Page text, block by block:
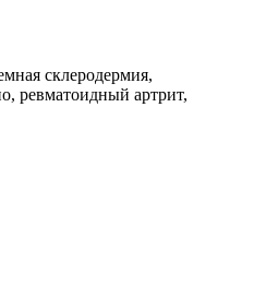
склеродермия,
ревматоидный артрит,